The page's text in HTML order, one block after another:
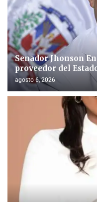
Senador Jhonson
proveedor del
agosto 6, 2026